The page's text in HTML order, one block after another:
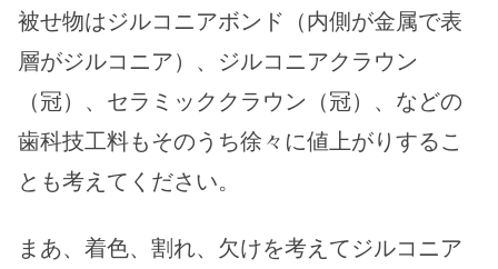
被せ物はジルコニアボンド（内側が金属で表
層がジルコニア）、ジルコニアクラウン
（冠）、セラミッククラウン（冠）、などの
歯科技工料もそのうち徐々に値上がりするこ
とも考えてください。
まあ、着色、割れ、欠けを考えてジルコニア